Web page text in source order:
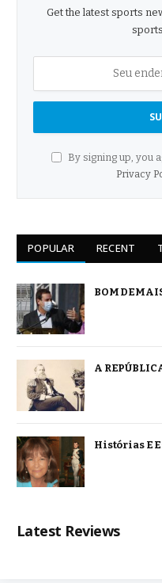
Get the latest sports
By signing up, you
Privacy
POPULAR RECENT
BOM
A
Histórias E
Latest Reviews